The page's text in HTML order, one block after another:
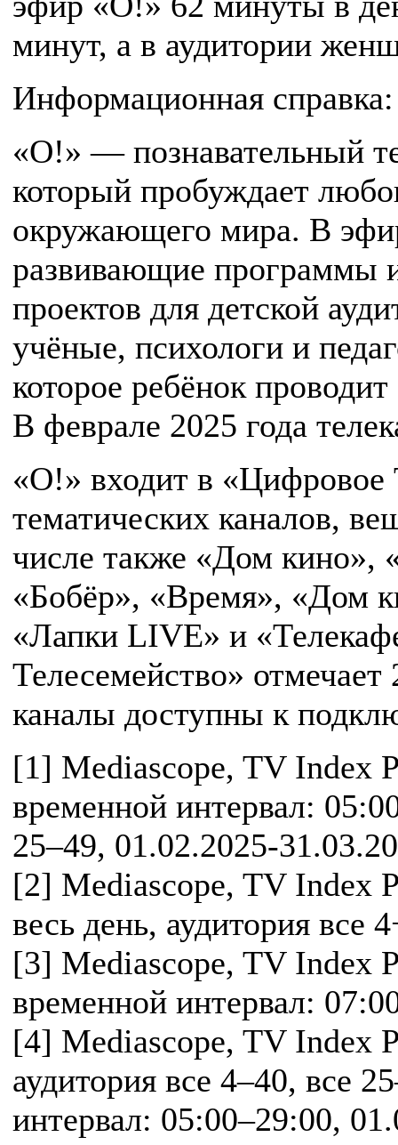
минут, а в аудитории
Информационная справка:
«О!» — познавательный
который пробуждает
окружающего мира. В
развивающие программы
проектов для детской
учёные, психологи и
которое ребёнок
В феврале 2025 года
«О!» входит в «Цифровое
тематических каналов,
числе также «Дом
«Бобёр», «Время»,
«Лапки LIVE» и
Телесемейство»
каналы доступны к
[1] Mediascope, TV Index
временной интервал:
25–49, 01.02.2025-
[2] Mediascope, TV Index
весь день, аудитория все
[3] Mediascope, TV Index
временной интервал:
[4] Mediascope, TV Index
аудитория все 4–40, все
интервал: 05:00–29:00,